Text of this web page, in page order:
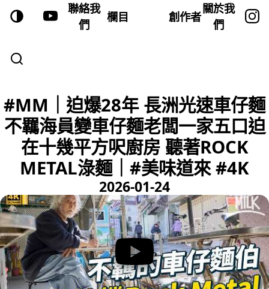
聯絡我
們
欄目 創作者
關於我
們
#MM｜迫爆28年 長洲光速車仔麵
不羈海員變車仔麵老闆一家五口迫
在十幾平方呎廚房 聽著ROCK
METAL淥麵｜#美味道來 #4K
2026-01-24